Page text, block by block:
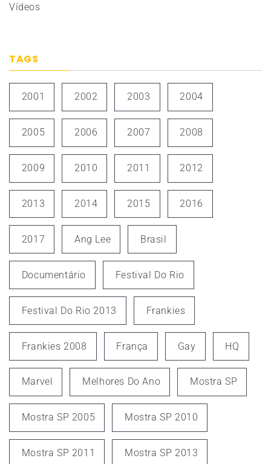
Vídeos
TAGS
2001 2002 2003 2004
2005 2006 2007 2008
2009 2010 2011 2012
2013 2014 2015 2016
2017 Ang Lee Brasil
Documentário Festival Do Rio
Festival Do Rio 2013 Frankies
Frankies 2008 França Gay HQ
Marvel Melhores Do Ano Mostra SP
Mostra SP 2005 Mostra SP 2010
Mostra SP 2011 Mostra SP 2013